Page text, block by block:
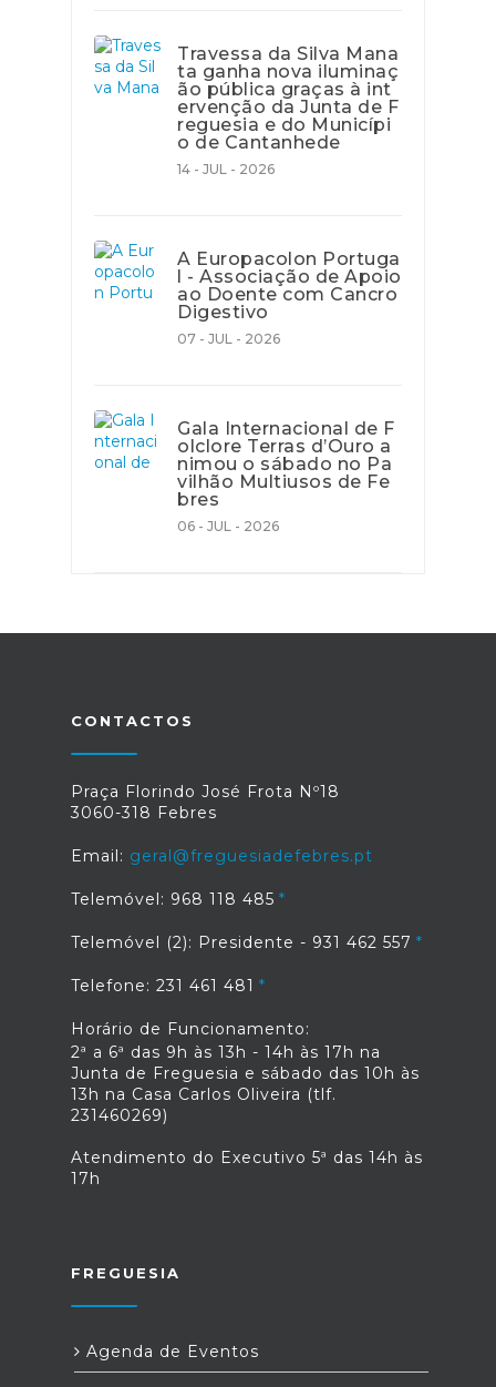
Travessa da Silva Mana
ta ganha nova iluminaç
ão pública graças à int
ervenção da Junta de F
reguesia e do Municípi
o de Cantanhede
14 - JUL - 2026
A Europacolon Portuga
l - Associação de Apoio
ao Doente com Cancro
Digestivo
07 - JUL - 2026
Gala Internacional de F
olclore Terras d’Ouro a
nimou o sábado no Pa
vilhão Multiusos de Fe
bres
06 - JUL - 2026
CONTACTOS
Praça Florindo José Frota Nº18
3060-318 Febres
Email: geral@freguesiadefebres.pt
Telemóvel: 968 118 485
Telemóvel (2): Presidente - 931 462 557
Telefone: 231 461 481
Horário de Funcionamento:
2ª a 6ª das 9h às 13h - 14h às 17h na
Junta de Freguesia e sábado das 10h às
13h na Casa Carlos Oliveira (tlf.
231460269)
Atendimento do Executivo 5ª das 14h às
17h
FREGUESIA
Agenda de Eventos